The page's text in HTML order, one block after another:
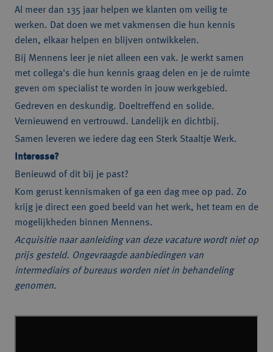
Al meer dan 135 jaar helpen we klanten om veilig te
werken. Dat doen we met vakmensen die hun kennis
delen, elkaar helpen en blijven ontwikkelen.
Bij Mennens leer je niet alleen een vak. Je werkt samen
met collega's die hun kennis graag delen en je de ruimte
geven om specialist te worden in jouw werkgebied.
Gedreven en deskundig. Doeltreffend en solide.
Vernieuwend en vertrouwd. Landelijk en dichtbij.
Samen leveren we iedere dag een Sterk Staaltje Werk.
Interesse?
Benieuwd of dit bij je past?
Kom gerust kennismaken of ga een dag mee op pad. Zo
krijg je direct een goed beeld van het werk, het team en de
mogelijkheden binnen Mennens.
Acquisitie naar aanleiding van deze vacature wordt niet op
prijs gesteld. Ongevraagde aanbiedingen van
intermediairs of bureaus worden niet in behandeling
genomen.